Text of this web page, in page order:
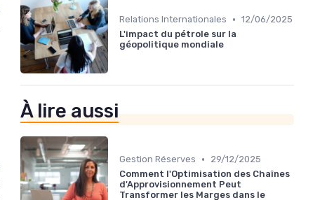
Relations Internationales • 12/06/2025
L'impact du pétrole sur la
géopolitique mondiale
À lire aussi
Gestion Réserves •
29/12/2025
Comment l'Optimisation des Chaînes
d'Approvisionnement Peut
Transformer les Marges dans le